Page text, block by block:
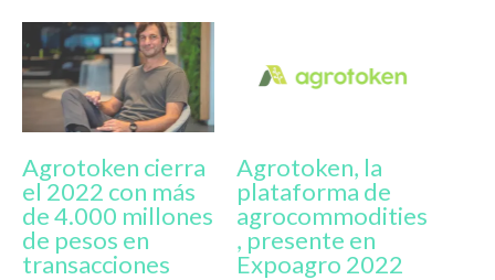
Agrotoken cierra
el 2022 con más
de 4.000 millones
de pesos en
transacciones
Agrotoken, la
plataforma de
agrocommodities
, presente en
Expoagro 2022